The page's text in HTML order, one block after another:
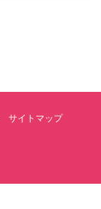
サイトマップ